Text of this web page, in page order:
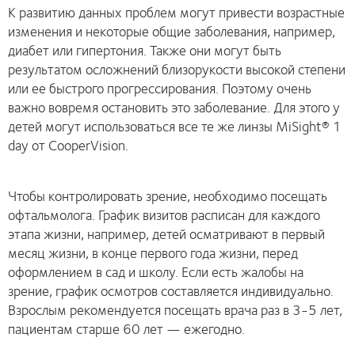
К развитию данных проблем могут привести возрастные
изменения и некоторые общие заболевания, например,
диабет или гипертония. Также они могут быть
результатом осложнений близорукости высокой степени
или ее быстрого прогрессирования. Поэтому очень
важно вовремя остановить это заболевание. Для этого у
детей могут использоваться все те же линзы MiSight® 1
day от CooperVision.
Чтобы контролировать зрение, необходимо посещать
офтальмолога. График визитов расписан для каждого
этапа жизни, например, детей осматривают в первый
месяц жизни, в конце первого года жизни, перед
оформлением в сад и школу. Если есть жалобы на
зрение, график осмотров составляется индивидуально.
Взрослым рекомендуется посещать врача раз в 3-5 лет,
пациентам старше 60 лет — ежегодно.